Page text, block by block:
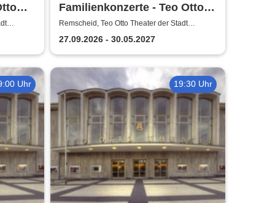
Familienkonzerte - Teo Otto
Theater der Stadt Remscheid
Remscheid, Teo Otto Theater der Stadt
27.09.2026 - 30.05.2027
Uhr 19:30 Uhr